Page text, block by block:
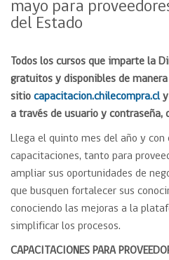
mayo para
del Estado
Todos los cursos que imparte la
gratuitos y disponibles de
sitio capacitacion.chilecompra.cly
a través de usuario y contraseña,
Llega el quinto mes del año y
capacitaciones, tanto para
ampliar sus oportunidades de
que busquen fortalecer sus
conociendo las mejoras a la
simplificar los procesos.
CAPACITACIONES PARA